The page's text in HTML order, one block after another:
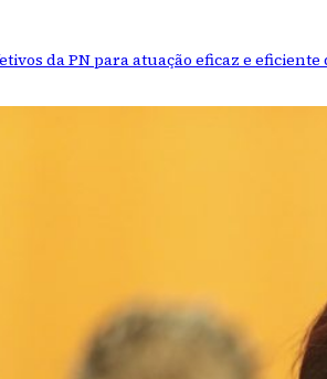
da PN para atuação eficaz e